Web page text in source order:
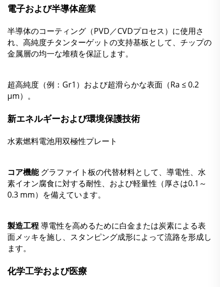
電子および半導体産業
半導体のコーティング（PVD／CVDプロセス）に使用さ
れ、高純度チタンターゲットの支持基板として、チップの
金属層の均一な堆積を保証します。
超高純度（例：Gr1）および超滑らかな表面（Ra ≤ 0.2
μm）。
新エネルギーおよび環境保護技術
水素燃料電池用双極性プレート
コア機能グラファイト板の代替材料として、導電性、水
素イオン腐食に対する耐性、および軽量性（厚さは0.1～
0.3 mm）を備えています。
製造工程導電性を高めるために白金または炭素による表
面メッキを施し、スタンピング成形によって流路を形成し
ます。
化学工学および医療